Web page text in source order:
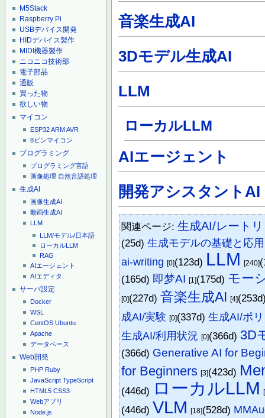
M5Stack
Raspberry Pi
USBデバイス開発
HIDデバイス製作
MIDI機器製作
ニコニコ技術部
電子部品
通販
買った物
欲しい物
マイコン
ESP32ARMAVR
8ピンマイコン
プログラミング
プログラミング言語
画像処理 自然言語処理
生成AI
画像生成AI
動画生成AI
LLM
LLM/モデル/日本語
ローカルLLM
RAG
AIエージェント
AIエディタ
サーバ設定
Docker
WSL
CentOS Ubuntu
Apache
データベース
Web開発
PHP Ruby
JavaScript TypeScript
HTML5 CSS3
Webアプリ
Node.js
音楽生成AI
3Dモデル生成AI
LLM
ローカルLLM
AIエージェント
開発アシスタントAI
関連ページ:生成AI/レート
(25d)生成モデルの基礎と応用
ai-writing [0](123d) LLM [240]
(165d) 即梦AI [1](175d) モー
[0](227d)音楽生成AI [4]
成AI/実験 [0](337d)生成AI/ポ
生成AI/利用状況 [0](366d) 3D
(366d) Generative AI for
for Beginners [3](423d)
(446d) ローカルLLM
(446d) VLM [18](528d)